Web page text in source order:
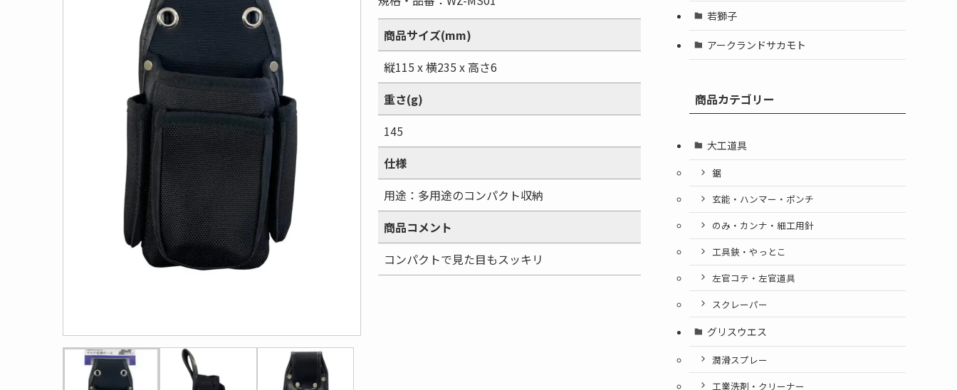
商品サイズ(mm)
縦115 x 横235 x 高さ6
重さ(g)
145
仕様
用途：多用途のコンパクト収納
商品コメント
コンパクトで見た目もスッキリ
若獅子
アークランドサカモト
商品カテゴリー
大工道具
鋸
玄能・ハンマー・ポンチ
のみ・カンナ・細工用針
工具鋏・やっとこ
左官コテ・左官道具
スクレーパー
グリスウエス
潤滑スプレー
工業洗剤・クリーナー